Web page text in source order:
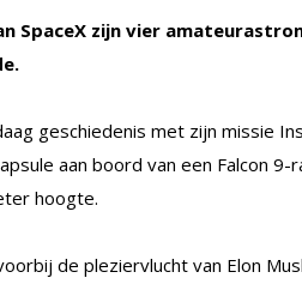
SpaceX zijn vier
geschiedenis met zijn missie
aan boord van een Falcon
hoogte.
de pleziervlucht van Elon